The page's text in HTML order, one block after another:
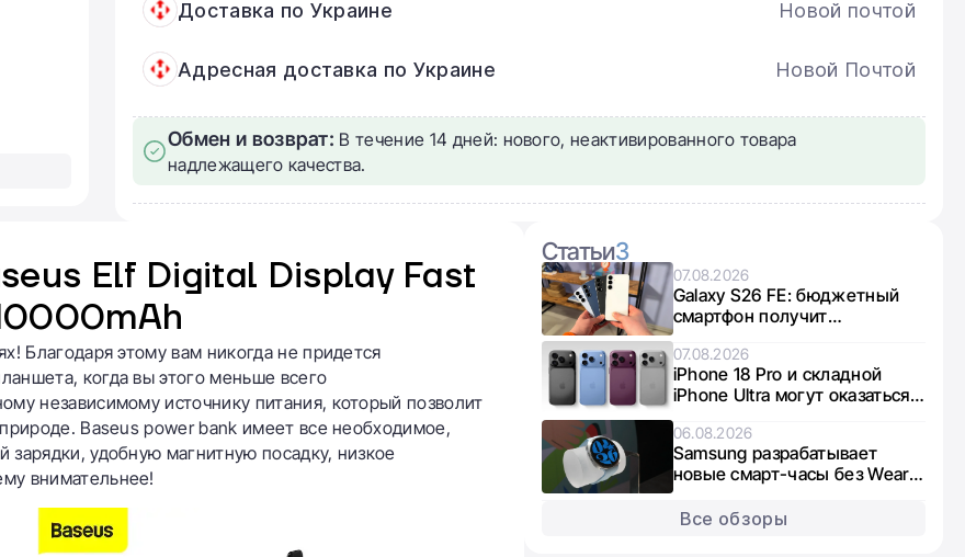
Доставка по Украине Новой почтой
Адресная доставка по Украине Новой Почтой
Обмен и возврат: В течение 14 дней: нового, неактивированного товара
надлежащего качества.
Elf Digital Display Fast
Благодаря этому вам никогда не придется
когда вы этого меньше всего
независимому источнику питания, который позволит
Baseus power bank имеет все необходимое,
зарядки, удобную магнитную посадку, низкое
внимательнее!
Статьи3
07.08.2026
Galaxy S26 FE: бюджетный
смартфон получит
интересный микс чипов от
Exynos и Snapdragon
07.08.2026
iPhone 18 Pro и складной
iPhone Ultra могут оказаться в
дефиците из-за нехватки
памяти
06.08.2026
Samsung разрабатывает
новые смарт-часы без Wear
OS: что известно о Galaxy
Aero
Все обзоры